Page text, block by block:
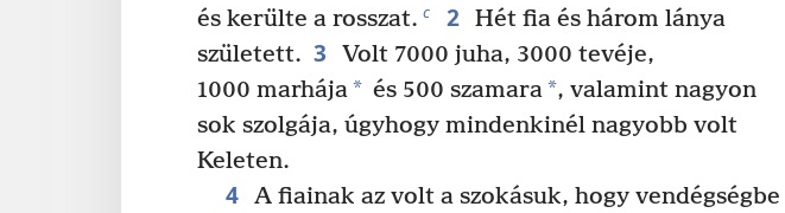
és kerülte a rosszat. c 2 Hét fia és három lánya
született. 3
Volt 7000 juha, 3000 tevéje,
1000 marhája* és 500 szamara*, valamint nagyon
sok szolgája, úgyhogy mindenkinél nagyobb volt
Keleten.
4 A fiainak az volt a szokásuk, hogy vendégségbe